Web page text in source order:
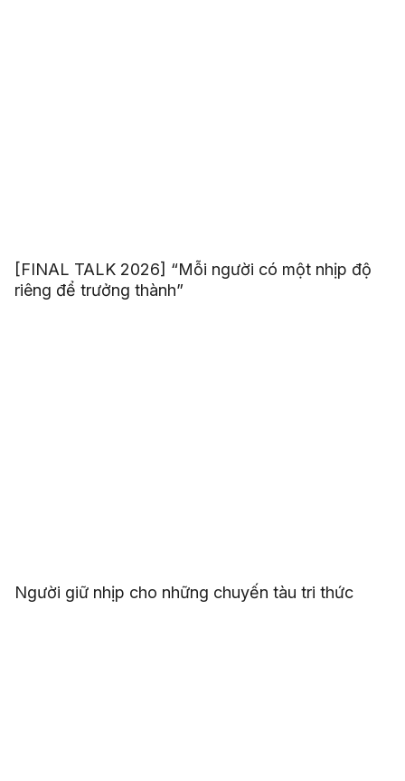
[FINAL TALK 2026] “Mỗi người có một nhịp độ
riêng để trưởng thành”
Người giữ nhịp cho những chuyến tàu tri thức